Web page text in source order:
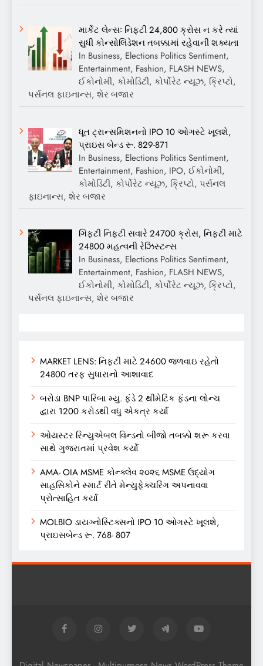
માર્કેટ લેન્સઃ નિફ્ટી 24,800 ક્રોસ ન કરે ત્યાં
સુધી કોન્સોલિડેશન તબક્કામાં રહેવાની શક્યતા
In Business, Elections Politics Sentiment,
Entertainment, Fashion, FLASH NEWS,
ઈકોનોમી, કોમોડિટી, કોર્પોરેટ ન્યૂઝ, ક્રિપ્ટો,
પર્સનલ ફાઇનાન્સ, શેર બજાર
ધૂત ટ્રાન્સમિશનનો IPO 10 ઓગસ્ટે ખૂલશે,
પ્રાઇસ બેન્ડ રૂ. 829-871
In Business, Elections Politics Sentiment,
Entertainment, Fashion, IPO, ઈકોનોમી,
કોમોડિટી, કોર્પોરેટ ન્યૂઝ, ક્રિપ્ટો, પર્સનલ
ફાઇનાન્સ, શેર બજાર
ગિફ્ટી નિફ્ટી સવારે 24700 ક્રોસ, નિફ્ટી માટે
24800 મહત્વની રેઝિસ્ટન્સ
In Business, Elections Politics Sentiment,
Entertainment, Fashion, FLASH NEWS,
ઈકોનોમી, કોમોડિટી, કોર્પોરેટ ન્યૂઝ, ક્રિપ્ટો,
પર્સનલ ફાઇનાન્સ, શેર બજાર
MARKET LENS: નિફ્ટી માટે 24600 જળવાઇ રહેતો
24800 તરફ સુધારાનો આશાવાદ
બરોડા BNP પારિબા મ્યુ. ફંડે 2 થીમેટિક ફંડના લોન્ચ
દ્વારા 1200 કરોડથી વધુ એકત્ર કર્યા
ઓયસ્ટર રિન્યુએબલ વિન્ડનો બીજો તબક્કો શરૂ કરવા
સાથે ગુજરાતમાં પ્રવેશ કર્યો
AMA- OIA MSME કોન્ક્લેવ ૨૦૨૬ MSME ઉદ્યોગ
સાહસિકોને સ્માર્ટ રીતે મેન્યુફેક્ચરિંગ અપનાવવા
પ્રોત્સાહિત કર્યા
MOLBIO ડાયગ્નોસ્ટિક્સનો IPO 10 ઓગસ્ટે ખૂલશે,
પ્રાઇસબેન્ડ રૂ. 768- 807